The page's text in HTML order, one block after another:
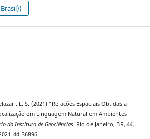
L. S. (2021) “Relações Espaciais Obtidas a
em Linguagem Natural em Ambientes
do Instituto de Geociências. Rio de Janeiro, BR, 44.